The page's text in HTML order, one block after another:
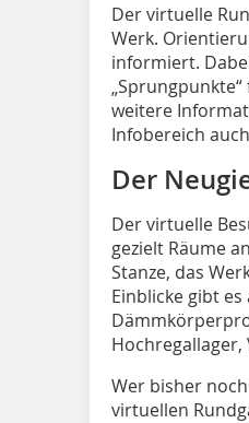
Der virtuelle
Werk.
informiert.
weitere
Infobereich
Der
Der virtuelle
gezielt Räume
Stanze, das
Einblicke gibt
Hochregallager,
Wer bisher
virtuellen